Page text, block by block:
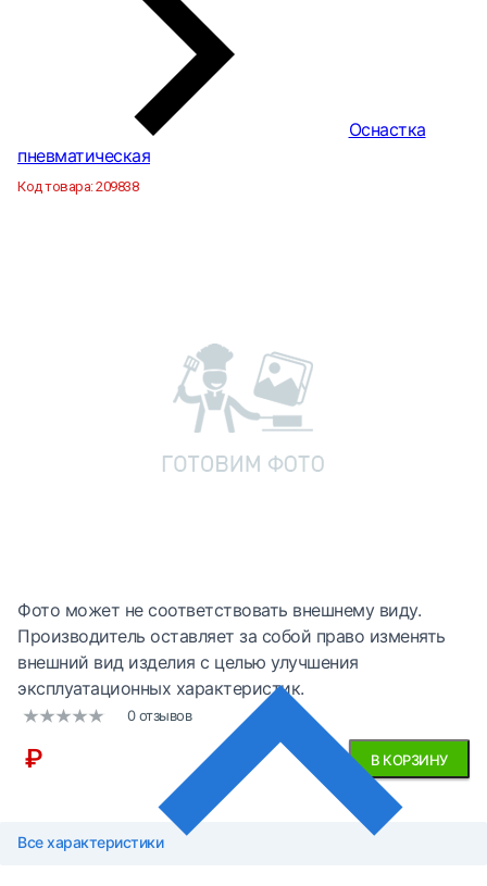
Оснастка
пневматическая
Код товара:209838
Фото может не соответствовать внешнему виду.
Производитель оставляет за собой право изменять
внешний вид изделия с целью улучшения
эксплуатационных характеристик.
0 отзывов
₽ В КОРЗИНУ
Все характеристики